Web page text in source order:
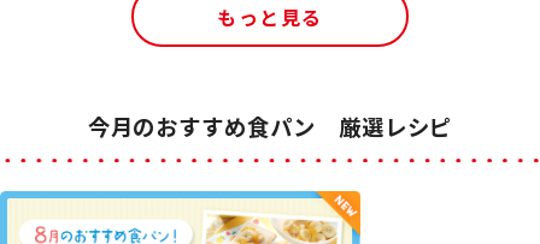
もっと見る
今月のおすすめ食パン 厳選レシピ